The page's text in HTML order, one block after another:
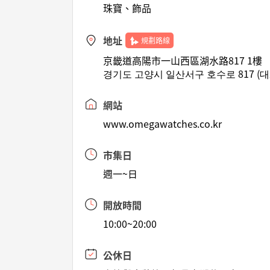
珠寶、飾品
地址 規劃路線
京畿道高陽市一山西區湖水路817 1樓
경기도 고양시 일산서구 호수로 817 (
網站
www.omegawatches.co.kr
市集日
週一~日
開放時間
10:00~20:00
公休日